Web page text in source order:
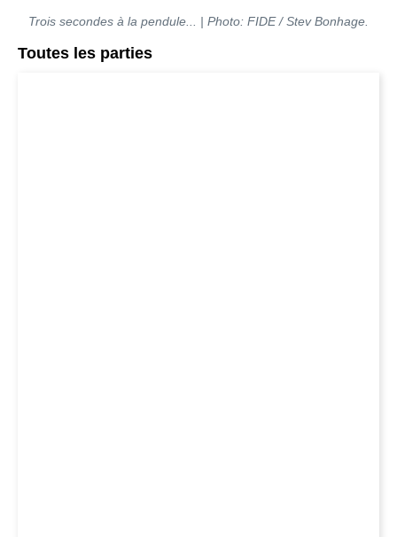
Trois secondes à la pendule... | Photo: FIDE / Stev Bonhage.
Toutes les parties